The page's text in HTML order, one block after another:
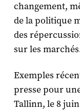
changement,
de la politique
des
sur les
Exemples
presse pour
Tallinn, le 8